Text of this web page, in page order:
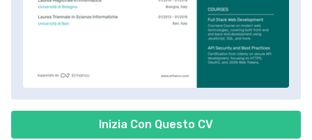
Inizia Con Questo CV